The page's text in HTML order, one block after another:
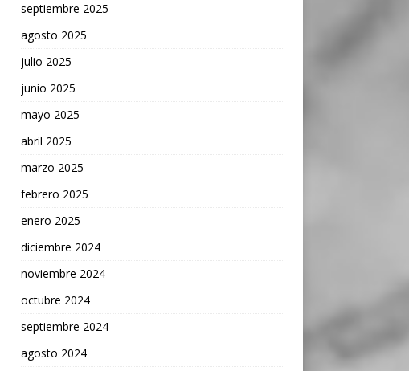
septiembre 2025
agosto 2025
julio 2025
junio 2025
mayo 2025
abril 2025
marzo 2025
febrero 2025
enero 2025
diciembre 2024
noviembre 2024
octubre 2024
septiembre 2024
agosto 2024